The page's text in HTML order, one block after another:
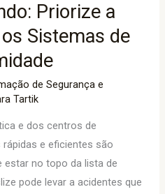
Priorize a
Sistemas de
de Segurança e
Tartik
e dos centros de
e eficientes são
estar no topo da lista de
pode levar a acidentes que